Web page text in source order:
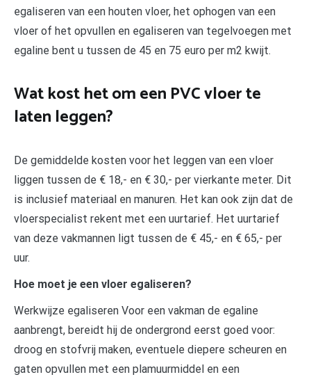
egaliseren van een houten vloer, het ophogen van een
vloer of het opvullen en egaliseren van tegelvoegen met
egaline bent u tussen de 45 en 75 euro per m2 kwijt.
Wat kost het om een PVC vloer te
laten leggen?
De gemiddelde kosten voor het leggen van een vloer
liggen tussen de € 18,- en € 30,- per vierkante meter. Dit
is inclusief materiaal en manuren. Het kan ook zijn dat de
vloerspecialist rekent met een uurtarief. Het uurtarief
van deze vakmannen ligt tussen de € 45,- en € 65,- per
uur.
Hoe moet je een vloer egaliseren?
Werkwijze egaliseren Voor een vakman de egaline
aanbrengt, bereidt hij de ondergrond eerst goed voor:
droog en stofvrij maken, eventuele diepere scheuren en
gaten opvullen met een plamuurmiddel en een